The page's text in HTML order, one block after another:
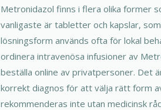
Metronidazol finns i flera olika former
vanligaste är tabletter och kapslar,
lösningsform används ofta för lokal
ordinera intravenösa infusioner av
beställa online av privatpersoner. Det
korrekt diagnos för att välja rätt form
rekommenderas inte utan medicinsk